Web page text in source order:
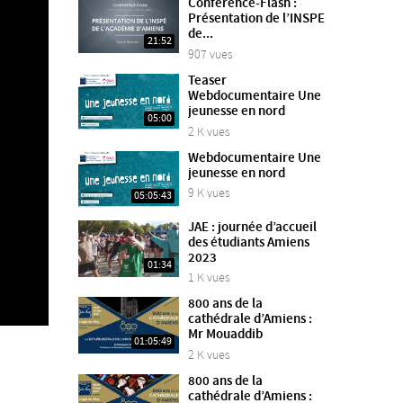
21:52
Conférence-Flash :
Présentation de l’INSPE
de...
907 vues
05:00
Teaser
Webdocumentaire Une
jeunesse en nord
2 K vues
05:05:43
Webdocumentaire Une
jeunesse en nord
9 K vues
01:34
JAE : journée d’accueil
des étudiants Amiens
2023
1 K vues
01:05:49
800 ans de la
cathédrale d’Amiens :
Mr Mouaddib
2 K vues
800 ans de la
cathédrale d’Amiens :